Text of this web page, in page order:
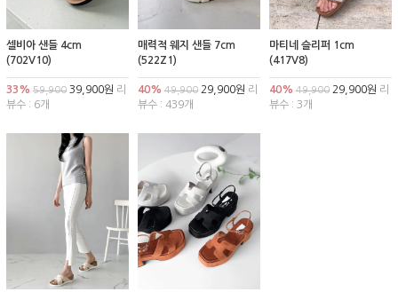
셀비아 샌들 4cm
(702V10)
33% 59,900 39,900원 리
뷰수 : 6개
매력적 웨지 샌들 7cm
(522Z1)
40% 49,90029,900원 리
뷰수 : 439개
마티네 슬리퍼 1cm
(417V8)
40% 49,90029,900원 리
뷰수 : 3개